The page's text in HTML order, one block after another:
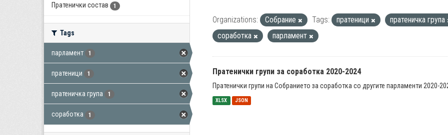
Пратенички состав 1
Tags
парламент 1
пратеници 1
пратеничка група 1
соработка 1
Organizations: Собрание Tags: пратеници
пратеничка група
соработка
парламент
Пратенички групи за соработка 2020-2024
Пратенички групи на Собранието за соработка со другите парламенти 2020-
XLSX JSON